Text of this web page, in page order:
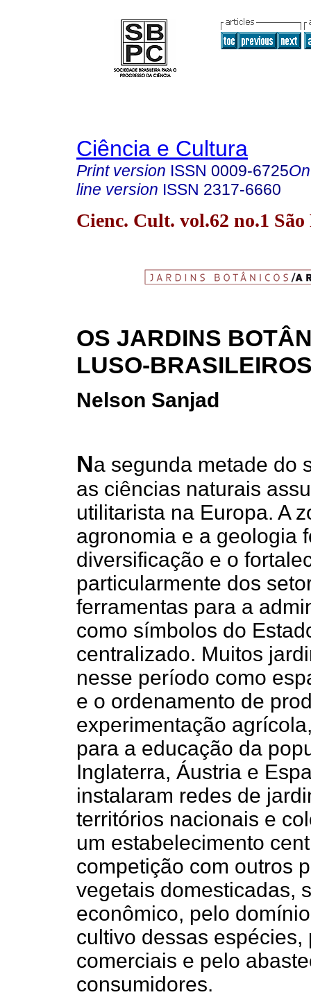
Ciência e Cultura
Print version ISSN 0009-6725
line version ISSN 2317-6660
Cienc. Cult. vol.62 no.1
OS JARDINS
LUSO-
Nelson Sanjad
Na segunda metade do
as ciências naturais
utilitarista na Europa. A
agronomia e a geologia
diversificação e o
particularmente dos
ferramentas para a
como símbolos do
centralizado. Muitos
nesse período como
e o ordenamento de
experimentação
para a educação da
Inglaterra, Áustria e
instalaram redes de
territórios nacionais e
um estabelecimento
competição com outros
vegetais domesticadas,
econômico, pelo
cultivo dessas
comerciais e pelo
consumidores.